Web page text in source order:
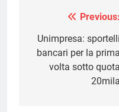
Navigazione
articoli
Previous:
Unimpresa: sportelli
bancari per la prima
volta sotto quota
20mila